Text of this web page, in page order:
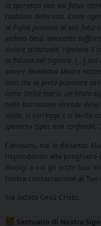
la speranza non sia fatuo
realismo della vita. Come
al Figlio pensava al suo futuro
vedeva Gesù innocente
dolore straziante, ripeteva il
la fiducia nel Signore. […] Nel
amore diventava Madre
caso che la pietà popolare
come Stella maris, un titolo
nelle burrascose vicende
aiuto, ci sorregge e ci invita
sperare» (Spes non confundit,
Carissimi, noi le diciamo:
rispondendo alla preghiera
Rivolgi a noi gli occhi tuoi
nostra consacrazione al Tuo
Sia lodato Gesù Cristo.
Santuario di Nostra